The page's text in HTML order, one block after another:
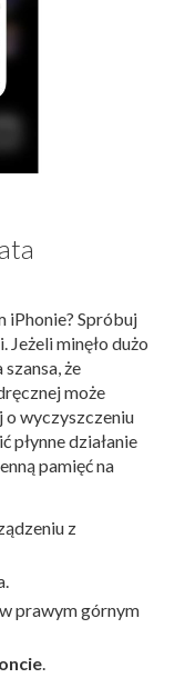
iPhonie? Spróbuj
minęło dużo
że
może
o wyczyszczeniu
działanie
pamięć na
z
prawym górnym
.